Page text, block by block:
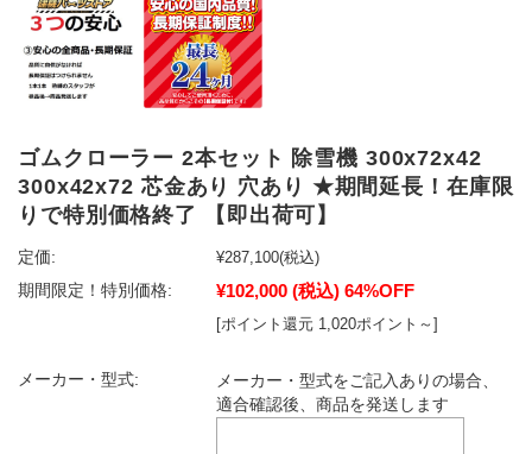
ゴムクローラー 2本セット 除雪機 300x72x42
300x42x72 芯金あり 穴あり ★期間延長！在庫限
りで特別価格終了 【即出荷可】
定価: ¥287,100(税込)
期間限定！特別価格:
¥102,000 (税込) 64%OFF
[ポイント還元 1,020ポイント～]
メーカー・型式:
メーカー・型式をご記入ありの場合、
適合確認後、商品を発送します